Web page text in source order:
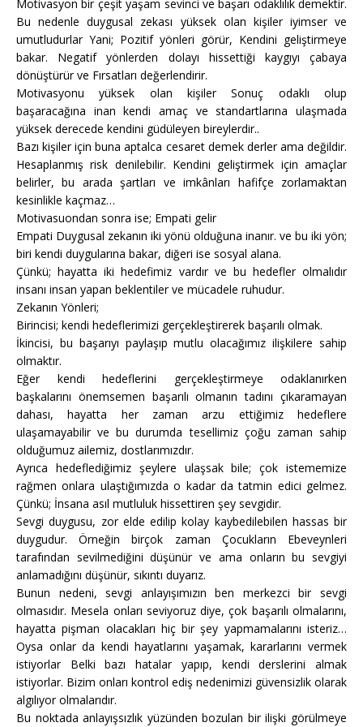
Motivasyon bir çeşit yaşam sevinci ve başarı odaklılık demektir.
Bu nedenle duygusal zekası yüksek olan kişiler iyimser ve
umutludurlar Yani; Pozitif yönleri görür, Kendini geliştirmeye
bakar. Negatif yönlerden dolayı hissettiği kaygıyı çabaya
dönüştürür ve Fırsatları değerlendirir.
Motivasyonu yüksek olan kişiler Sonuç odaklı olup
başaracağına inan kendi amaç ve standartlarına ulaşmada
yüksek derecede kendini güdüleyen bireylerdir..
Bazı kişiler için buna aptalca cesaret demek derler ama değildir.
Hesaplanmış risk denilebilir. Kendini geliştirmek için amaçlar
belirler, bu arada şartları ve imkânları hafifçe zorlamaktan
kesinlikle kaçmaz…
Motivasuondan sonra ise; Empati gelir
Empati Duygusal zekanın iki yönü olduğuna inanır. ve bu iki yön;
biri kendi duygularına bakar, diğeri ise sosyal alana.
Çünkü; hayatta iki hedefimiz vardır ve bu hedefler olmalıdır
insanı insan yapan beklentiler ve mücadele ruhudur.
Zekanın Yönleri;
Birincisi; kendi hedeflerimizi gerçekleştirerek başarılı olmak.
İkincisi, bu başarıyı paylaşıp mutlu olacağımız ilişkilere sahip
olmaktır.
Eğer kendi hedeflerini gerçekleştirmeye odaklanırken
başkalarını önemsemen başarılı olmanın tadını çıkaramayan
dahası, hayatta her zaman arzu ettiğimiz hedeflere
ulaşamayabilir ve bu durumda tesellimiz çoğu zaman sahip
olduğumuz ailemiz, dostlarımızdır.
Ayrıca hedeflediğimiz şeylere ulaşsak bile; çok istememize
rağmen onlara ulaştığımızda o kadar da tatmin edici gelmez.
Çünkü; İnsana asıl mutluluk hissettiren şey sevgidir.
Sevgi duygusu, zor elde edilip kolay kaybedilebilen hassas bir
duygudur. Örneğin birçok zaman Çocukların Ebeveynleri
tarafından sevilmediğini düşünür ve ama onların bu sevgiyi
anlamadığını düşünür, sıkıntı duyarız.
Bunun nedeni, sevgi anlayışımızın ben merkezci bir sevgi
olmasıdır. Mesela onları seviyoruz diye, çok başarılı olmalarını,
hayatta pişman olacakları hiç bir şey yapmamalarını isteriz…
Oysa onlar da kendi hayatlarını yaşamak, kararlarını vermek
istiyorlar Belki bazı hatalar yapıp, kendi derslerini almak
istiyorlar. Bizim onları kontrol ediş nedenimizi güvensizlik olarak
algılıyor olmalarıdır.
Bu noktada anlayışsızlık yüzünden bozulan bir ilişki görülmeye